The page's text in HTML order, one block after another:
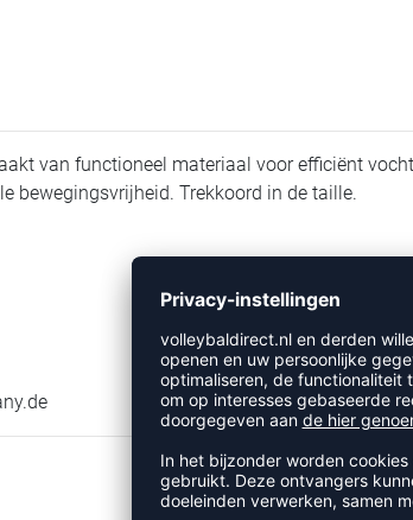
van functioneel materiaal voor efficiënt
bewegingsvrijheid. Trekkoord in de taille.